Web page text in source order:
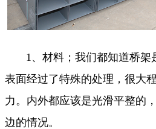
1、材料；我们都知道桥架
表面经过了特殊的处理，很大
力。内外都应该是光滑平整的
边的情况。